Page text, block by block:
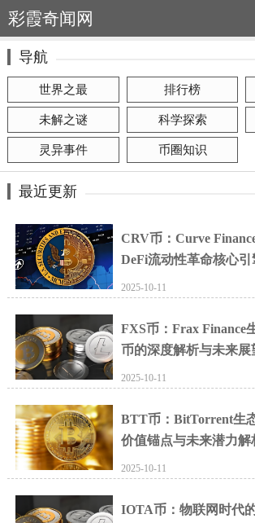
彩霞奇闻网
导航
世界之最 排行榜
未解之谜 科学探索
灵异事件 币圈知识
最近更新
CRV币：Curve
DeFi流动性革命核心引
2025-10-11
FXS币：Frax Finance
币的深度解析与未来展
2025-10-11
BTT币：BitTorrent生
价值锚点与未来潜力解
2025-10-11
IOTA币：物联网时代